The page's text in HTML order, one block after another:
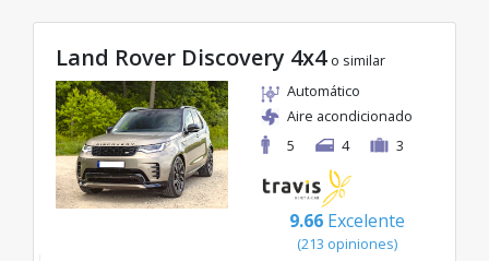
Land Rover Discovery 4x4 o similar
Automático
Aire acondicionado
5
4 3
9.66 Excelente
(213 opiniones)